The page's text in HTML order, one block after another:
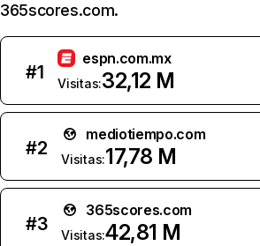
365scores.com.
#1
espn.com.mx
Visitas:32,12 M
#2
mediotiempo.com
Visitas:17,78 M
#3
365scores.com
Visitas:42,81 M